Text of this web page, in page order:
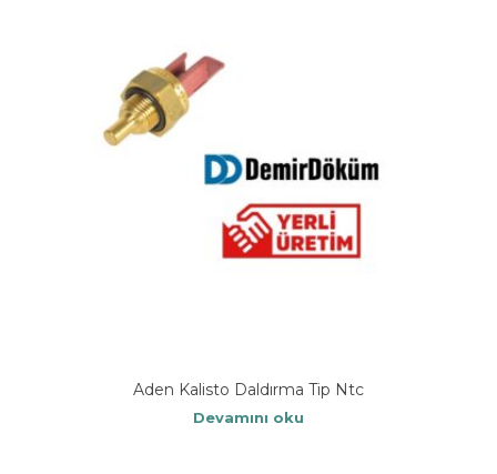
Aden Kalisto Daldırma Tip Ntc
Devamını oku